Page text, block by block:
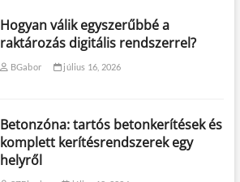
Hogyan válik egyszerűbbé a
raktározás digitális rendszerrel?
BGabor július 16, 2026
Betonzóna: tartós betonkerítések és
komplett kerítésrendszerek egy
helyről